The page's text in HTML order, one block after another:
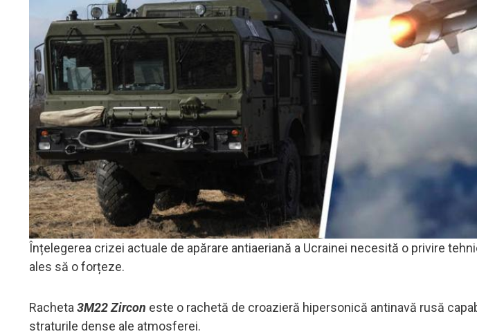
Înțelegerea crizei actuale de apărare antiaeriană a Ucrainei necesită o privire
ales să o forțeze.
Racheta 3M22 Zircon este o rachetă de croazieră hipersonică antinavă rusă
straturile dense ale atmosferei.